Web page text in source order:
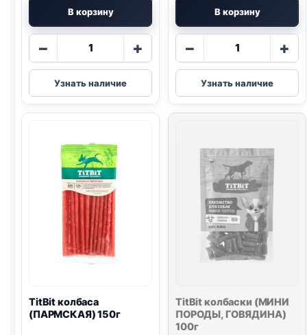
В корзину
−
Количество
TitBit
дольки
(МИНИ
70г
+
Узнать наличие
В корзину
−
Количество
TitBit
нарезка
(МИНИ
70г
+
Узнать наличие
TitBit колбаса
(ПАРМСКАЯ) 150г
TitBit колбаски (МИНИ
ПОРОДЫ, ГОВЯДИНА)
100г